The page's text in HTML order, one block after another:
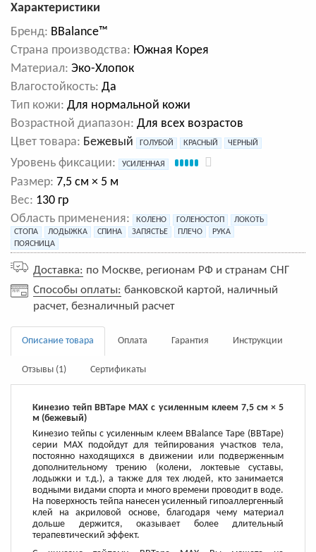
Характеристики
Бренд: BBalance™
Cтрана производства: Южная Корея
Материал: Эко-Хлопок
Влагостойкость: Да
Тип кожи: Для нормальной кожи
Возрастной диапазон: Для всех возрастов
Цвет товара: Бежевый ГОЛУБОЙ КРАСНЫЙ ЧЕРНЫЙ
Уровень фиксации: УСИЛЕННАЯ
Размер: 7,5 см × 5 м
Вес: 130 гр
Область применения:
КОЛЕНО ГОЛЕНОСТОП
ЛОКОТЬ
СТОПА
ЛОДЫЖКА СПИНА ЗАПЯСТЬЕ ПЛЕЧО
РУКА
ПОЯСНИЦА
Доставка: по Москве, регионам РФ и странам СНГ
Способы оплаты: банковской картой, наличный
расчет, безналичный расчет
Описание товара Оплата Гарантия Инструкции
Отзывы (1) Сертификаты
Кинезио тейп BBTape MAX с усиленным клеем 7,5 см × 5
м (бежевый)
Кинезио тейпы с усиленным клеем BBalance Tape (BBTape)
серии MAX подойдут для тейпирования участков тела,
постоянно находящихся в движении или подверженным
дополнительному трению (колени, локтевые суставы,
лодыжки и т.д.), а также для тех людей, кто занимается
водными видами спорта и много времени проводит в воде.
На поверхность тейпа нанесен усиленный гипоаллергенный
клей на акриловой основе, благодаря чему материал
дольше держится, оказывает более длительный
терапевтический эффект.